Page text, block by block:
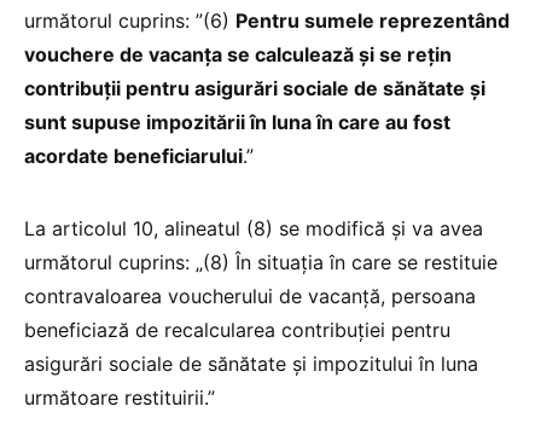
următorul cuprins: ”(6) Pentru sumele reprezentând
vouchere de vacanța se calculează şi se rețin
contribuții pentru asigurări sociale de sănătate și
sunt supuse impozitării în luna în care au fost
acordate beneficiarului.”
La articolul 10, alineatul (8) se modifică şi va avea
următorul cuprins: „(8) În situația în care se restituie
contravaloarea voucherului de vacanță, persoana
beneficiază de recalcularea contribuției pentru
asigurări sociale de sănătate şi impozitului în luna
următoare restituirii.”